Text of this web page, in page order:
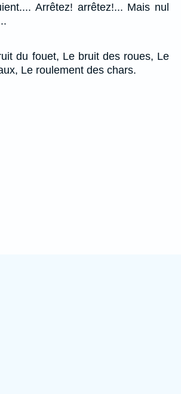
Arrêtez! arrêtez!... Mais nul
du fouet, Le bruit des roues, Le
Le roulement des chars.